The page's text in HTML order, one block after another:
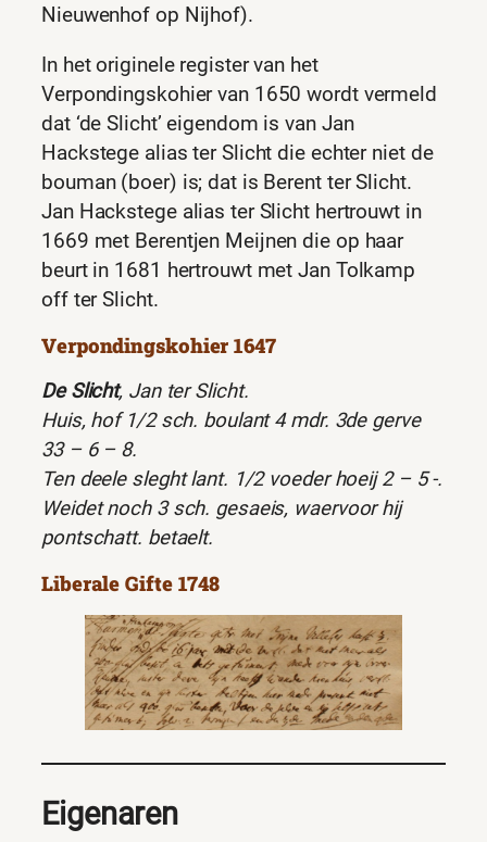
Nieuwenhof op Nijhof).
In het originele register van het
Verpondingskohier van 1650 wordt vermeld
dat ‘de Slicht’ eigendom is van Jan
Hackstege alias ter Slicht die echter niet de
bouman (boer) is; dat is Berent ter Slicht.
Jan Hackstege alias ter Slicht hertrouwt in
1669 met Berentjen Meijnen die op haar
beurt in 1681 hertrouwt met Jan Tolkamp
off ter Slicht.
Verpondingskohier 1647
De Slicht, Jan ter Slicht.
Huis, hof 1/2 sch. boulant 4 mdr. 3de gerve
33 – 6 – 8.
Ten deele sleght lant. 1/2 voeder hoeij 2 – 5 -.
Weidet noch 3 sch. gesaeis, waervoor hij
pontschatt. betaelt.
Liberale Gifte 1748
Eigenaren